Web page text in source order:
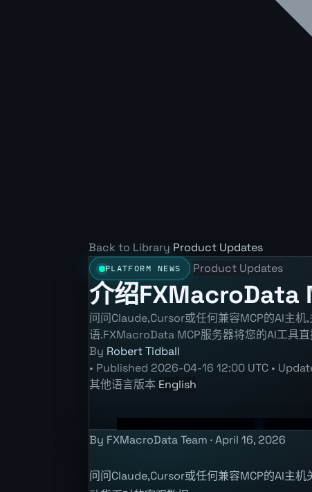
Back to Library Product Updates
PLATFORM NEWS Product Updates
介绍FXMacroData
问问Claude,Cursor或任何兼容MCP的AI主
语.FXMacroData MCP服务器将您的AI工具
By Robert Tidball
• Published 2026-04-16 12:00 UTC •
其他语言版本 English
By FXMacroData Team · April 16, 2026
问问Claude,Cursor或任何兼容MCP的AI主